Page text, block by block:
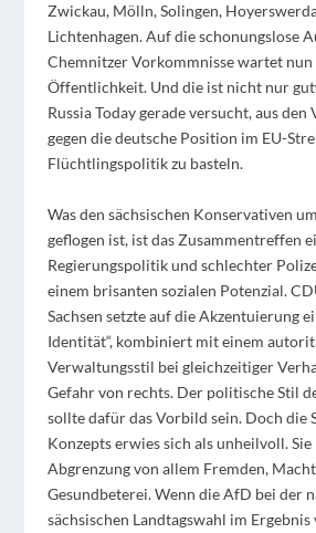
Zwickau, Mölln, Solingen,
Lichtenhagen. Auf die schonungslose
Chemnitzer Vorkommnisse wartet
Öffentlichkeit. Und die ist nicht nur
Russia Today gerade versucht, aus
gegen die deutsche Position im EU-
Flüchtlingspolitik zu basteln.
Was den sächsischen Konservativen
geflogen ist, ist das Zusammentreffen
Regierungspolitik und schlechter
einem brisanten sozialen Potenzial.
Sachsen setzte auf die Akzentuierung
Identität“, kombiniert mit einem
Verwaltungsstil bei gleichzeitiger
Gefahr von rechts. Der politische Stil
sollte dafür das Vorbild sein. Doch die
Konzepts erwies sich als unheilvoll. Sie
Abgrenzung von allem Fremden,
Gesundbeterei. Wenn die AfD bei der
sächsischen Landtagswahl im